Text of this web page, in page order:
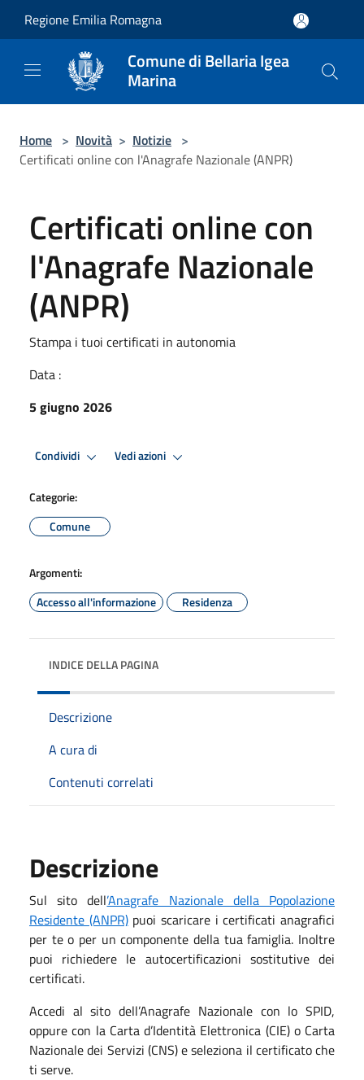
Regione Emilia Romagna
Comune di Bellaria Igea
Marina
Home > Novità > Notizie >
Certificati online con l'Anagrafe Nazionale (ANPR)
Certificati online con
l'Anagrafe Nazionale
(ANPR)
Stampa i tuoi certificati in autonomia
Data :
5 giugno 2026
Condividi Vedi azioni
Categorie:
Comune
Argomenti:
Accesso all'informazione
Residenza
INDICE DELLA PAGINA
Descrizione
A cura di
Contenuti correlati
Descrizione
Sul sito dell’Anagrafe Nazionale della Popolazione
Residente (ANPR)puoi scaricare i certificati anagrafici
per te o per un componente della tua famiglia. Inoltre
puoi richiedere le autocertificazioni sostitutive dei
certificati.
Accedi al sito dell’Anagrafe Nazionale con lo SPID,
oppure con la Carta d’Identità Elettronica (CIE) o Carta
Nazionale dei Servizi (CNS) e seleziona il certificato che
ti serve.